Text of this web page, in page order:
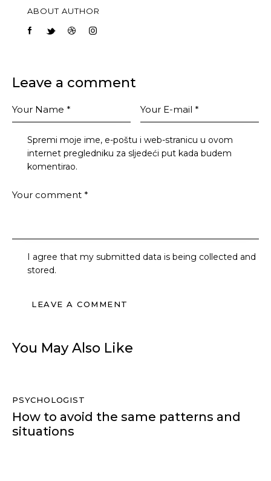
ABOUT AUTHOR
Leave a comment
Spremi moje ime, e-poštu i web-stranicu u ovom
internet pregledniku za sljedeći put kada budem
komentirao.
I agree that my submitted data is being collected and
stored.
You May Also Like
PSYCHOLOGIST
How to avoid the same patterns and
situations